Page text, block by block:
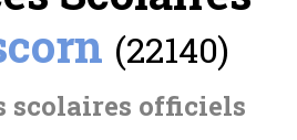
(22140)
scolaires officiels